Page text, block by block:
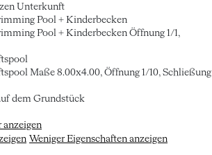
Unterkunft
Pool + Kinderbecken
Pool + Kinderbecken Öffnung 1/1,
Maße 8.00x4.00, Öffnung 1/10, Schließung
dem Grundstück
anzeigen
Weniger Eigenschaften anzeigen